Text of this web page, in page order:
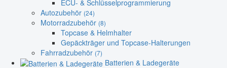
ECU- & Schlüsselprogrammierung
Autozubehör (24)
Motorradzubehör (8)
Topcase & Helmhalter
Gepäckträger und Topcase-Halterungen
Fahrradzubehör (7)
Batterien & Ladegeräte